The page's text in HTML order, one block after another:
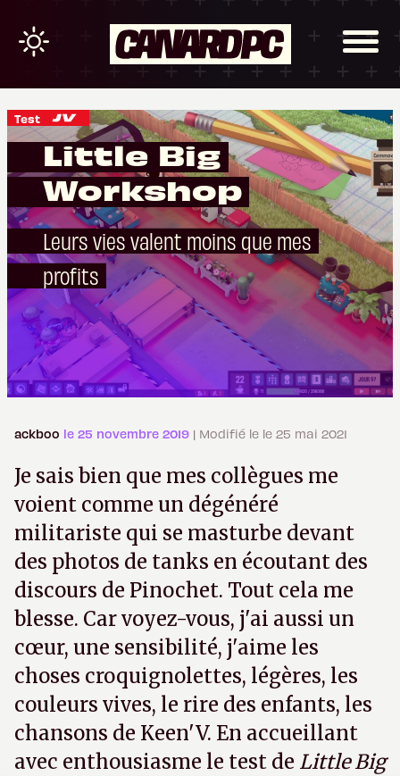
Test
Little Big
Workshop
Leurs vies valent moins que mes
profits
ackboo le 25 novembre 2019 | Modifié le le 25 mai 2021
Je sais bien que mes collègues me
voient comme un dégénéré
militariste qui se masturbe devant
des photos de tanks en écoutant des
discours de Pinochet. Tout cela me
blesse. Car voyez-vous, j'ai aussi un
cœur, une sensibilité, j'aime les
choses croquignolettes, légères, les
couleurs vives, le rire des enfants, les
chansons de Keen'V. En accueillant
avec enthousiasme le test de Little Big